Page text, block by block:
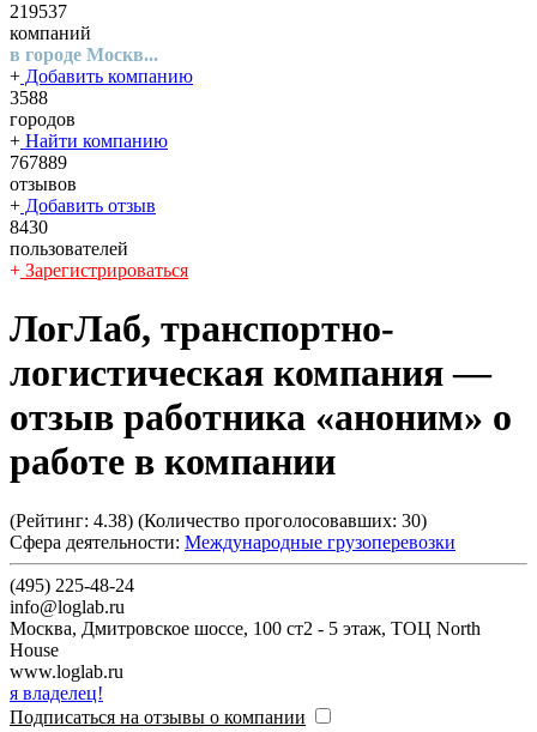
219537
компаний
в городе Москв...
+ Добавить компанию
3588
городов
+ Найти компанию
767889
отзывов
+ Добавить отзыв
8430
пользователей
+ Зарегистрироваться
ЛогЛаб, транспортно-
логистическая компания—
отзыв работника «аноним» о
работе в компании
(Рейтинг: 4.38) (Количество проголосовавших: 30)
Сфера деятельности: Международные грузоперевозки
(495) 225-48-24
info@loglab.ru
Москва, Дмитровское шоссе, 100 ст2 - 5 этаж, ТОЦ North
House
www.loglab.ru
я владелец!
Подписаться на отзывы о компании